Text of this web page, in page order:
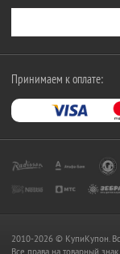
Принимаем к оплате:
2010-2026 © КупиКупон.
Все права на товарный